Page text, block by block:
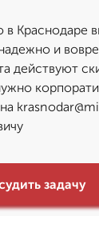
в Краснодаре
и
действуют
задачу